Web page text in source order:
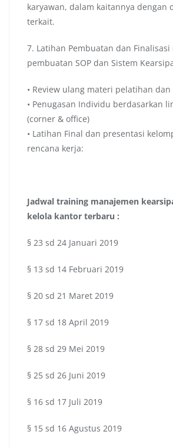
karyawan, dalam kaitannya dengan
terkait.
7. Latihan Pembuatan dan
pembuatan SOP dan Sistem
• Review ulang materi pelatihan
• Penugasan Individu berdasarkan
(corner & office)
• Latihan Final dan presentasi
rencana kerja:
Jadwal training manajemen
kelola kantor terbaru :
§ 23 sd 24 Januari 2019
§ 13 sd 14 Februari 2019
§ 20 sd 21 Maret 2019
§ 17 sd 18 April 2019
§ 28 sd 29 Mei 2019
§ 25 sd 26 Juni 2019
§ 16 sd 17 Juli 2019
§ 15 sd 16 Agustus 2019